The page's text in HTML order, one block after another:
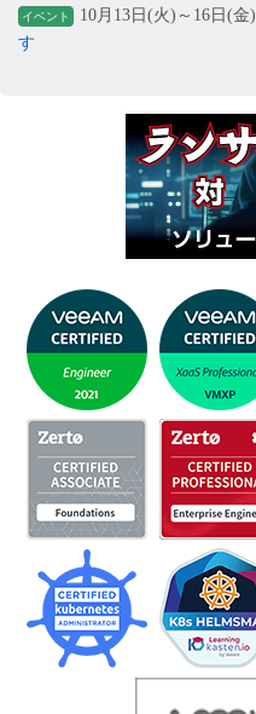
イベント 10月13日(火)～16日(金)
す